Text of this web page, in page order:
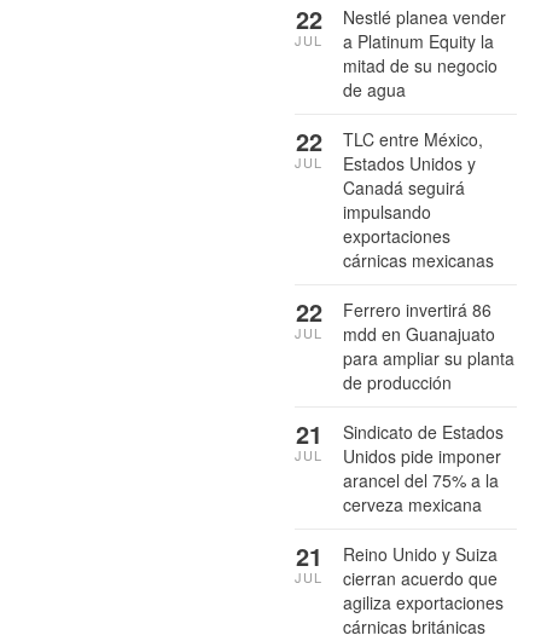
Nestlé planea vender
a Platinum Equity la
mitad de su negocio
de agua
22
JUL
TLC entre México,
Estados Unidos y
Canadá seguirá
impulsando
exportaciones
cárnicas mexicanas
22
JUL
Ferrero invertirá 86
mdd en Guanajuato
para ampliar su planta
de producción
22
JUL
Sindicato de Estados
Unidos pide imponer
arancel del 75% a la
cerveza mexicana
21
JUL
Reino Unido y Suiza
cierran acuerdo que
agiliza exportaciones
cárnicas británicas
21
JUL